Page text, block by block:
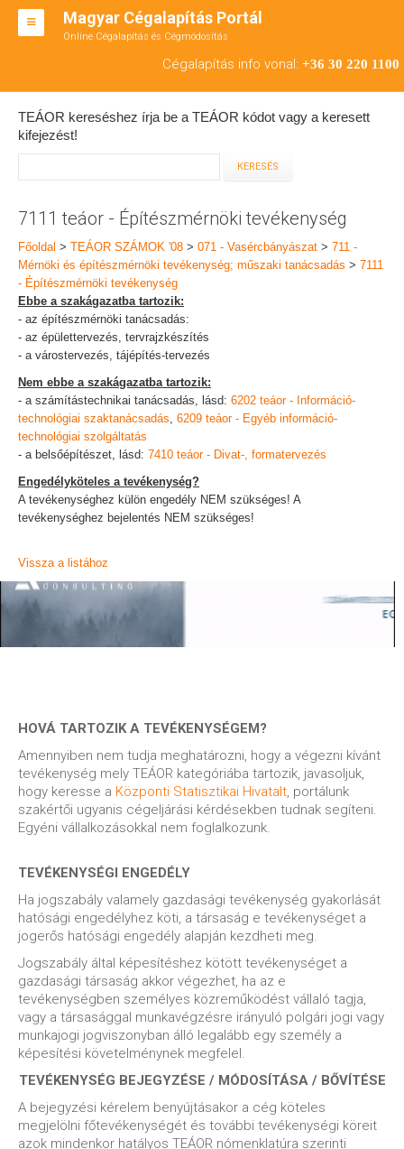
Magyar Cégalapítás Portál
Online Cégalapítás és Cégmódosítás
Cégalapítás info vonal: +36 30 220 1100
BT ALAPÍTÁS
RT ALAPÍTÁS
TEÁOR SZÁMOK '08
ENGEDÉLYKÖTELES
KAPCSOLAT
IRODÁK
TEÁOR kereséshez írja be a TEÁOR kódot vagy a keresett
kifejezést!
7111 teáor - Építészmérnöki tevékenység
Főoldal > TEÁOR SZÁMOK '08 > 071 - Vasércbányászat > 711 -
Mérnöki és építészmérnöki tevékenység; műszaki tanácsadás > 7111
- Építészmérnöki tevékenység
Ebbe a szakágazatba tartozik:
- az építészmérnöki tanácsadás:
- az épülettervezés, tervrajzkészítés
- a várostervezés, tájépítés-tervezés
Nem ebbe a szakágazatba tartozik:
- a számítástechnikai tanácsadás, lásd: 6202 teáor - Információ-
technológiai szaktanácsadás, 6209 teáor - Egyéb információ-
technológiai szolgáltatás
- a belsőépítészet, lásd: 7410 teáor - Divat-, formatervezés
Engedélyköteles a tevékenység?
A tevékenységhez külön engedély NEM szükséges! A
tevékenységhez bejelentés NEM szükséges!
Vissza a listához
HOVÁ TARTOZIK A TEVÉKENYSÉGEM?
Amennyiben nem tudja meghatározni, hogy a végezni kívánt
tevékenység mely TEÁOR kategóriába tartozik, javasoljuk,
hogy keresse a Központi Statisztikai Hivatalt , portálunk
szakértői ugyanis cégeljárási kérdésekben tudnak segíteni.
Egyéni vállalkozásokkal nem foglalkozunk.
TEVÉKENYSÉGI ENGEDÉLY
Ha jogszabály valamely gazdasági tevékenység gyakorlását
hatósági engedélyhez köti, a társaság e tevékenységet a
jogerős hatósági engedély alapján kezdheti meg.
Jogszabály által képesítéshez kötött tevékenységet a
gazdasági társaság akkor végezhet, ha az e
tevékenységben személyes közreműködést vállaló tagja,
vagy a társasággal munkavégzésre irányuló polgári jogi vagy
munkajogi jogviszonyban álló legalább egy személy a
képesítési követelménynek megfelel.
TEVÉKENYSÉG BEJEGYZÉSE / MÓDOSÍTÁSA / BŐVÍTÉSE
A bejegyzési kérelem benyújtásakor a cég köteles
megjelölni főtevékenységét és további tevékenységi köreit
azok mindenkor hatályos TEÁOR nómenklatúra szerinti